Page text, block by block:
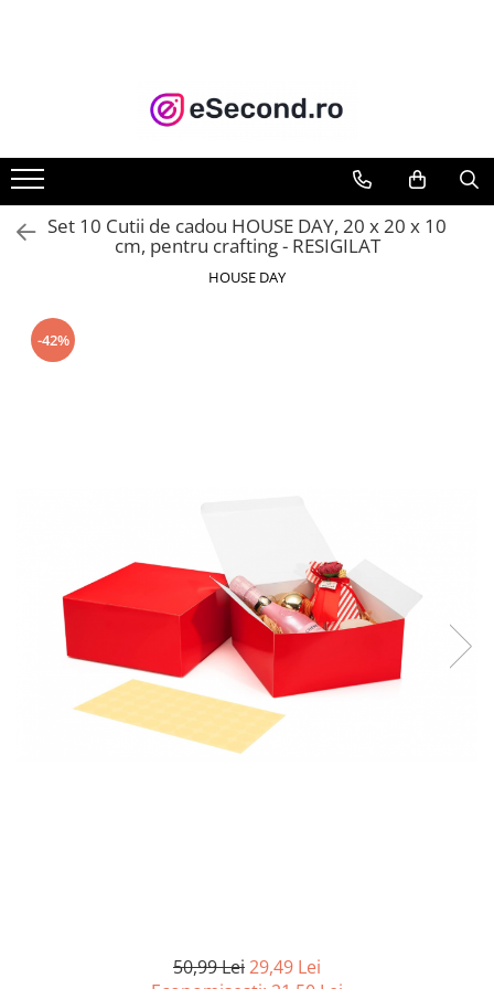
Accesorii Auto
Anvelope & Jante
Covorase auto
Echipamente pentru Atelier
Moto
Reparatii si echipamente auto
Hobby-uri creative
Iluminat & Electrice
Jaluzele
Kit-uri automatizari porti si usi
Mobila dormitor
Set 10 Cutii de cadou HOUSE DAY, 20 x 20 x 10
cm, pentru crafting - RESIGILAT
HOUSE DAY
-42%
50,99 Lei29,49 Lei